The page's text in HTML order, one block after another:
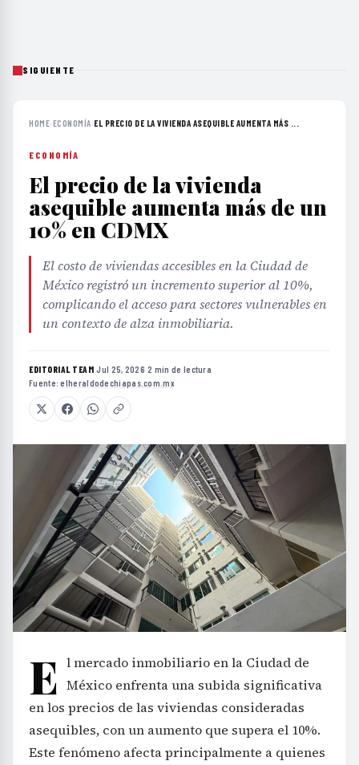
SIGUIENTE
HOME›ECONOMÍA›EL PRECIO DE LA VIVIENDA ASEQUIBLE AUMENTA MÁS ...
ECONOMÍA
El precio de la vivienda
asequible aumenta más de un
10% en CDMX
El costo de viviendas accesibles en la Ciudad de
México registró un incremento superior al 10%,
complicando el acceso para sectores vulnerables en
un contexto de alza inmobiliaria.
EDITORIAL TEAM·Jul 25, 2026·2 min de lectura·
Fuente:elheraldodechiapas.com.mx
E l mercado inmobiliario en la Ciudad de
México enfrenta una subida significativa
en los precios de las viviendas consideradas
asequibles, con un aumento que supera el 10%.
Este fenómeno afecta principalmente a quienes